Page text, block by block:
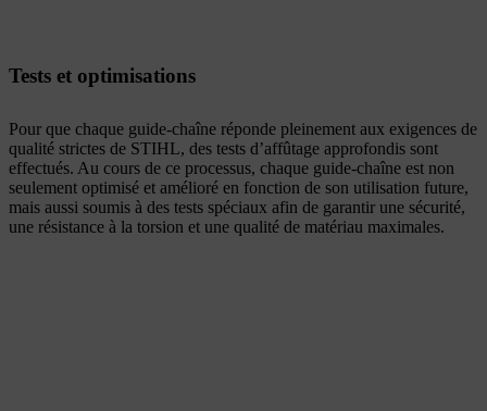
Tests et optimisations
Pour que chaque guide-chaîne réponde pleinement aux exigences de
qualité strictes de STIHL, des tests d’affûtage approfondis sont
effectués. Au cours de ce processus, chaque guide-chaîne est non
seulement optimisé et amélioré en fonction de son utilisation future,
mais aussi soumis à des tests spéciaux afin de garantir une sécurité,
une résistance à la torsion et une qualité de matériau maximales.